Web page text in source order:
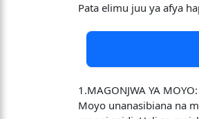
Pata elimu juu ya afya
1.MAGONJWA YA MOYO:
Moyo unanasibiana na